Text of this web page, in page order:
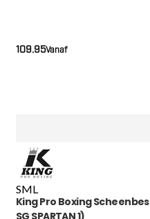
Vanaf
109.95
SML
King Pro Boxing
SG SPARTAN 1)